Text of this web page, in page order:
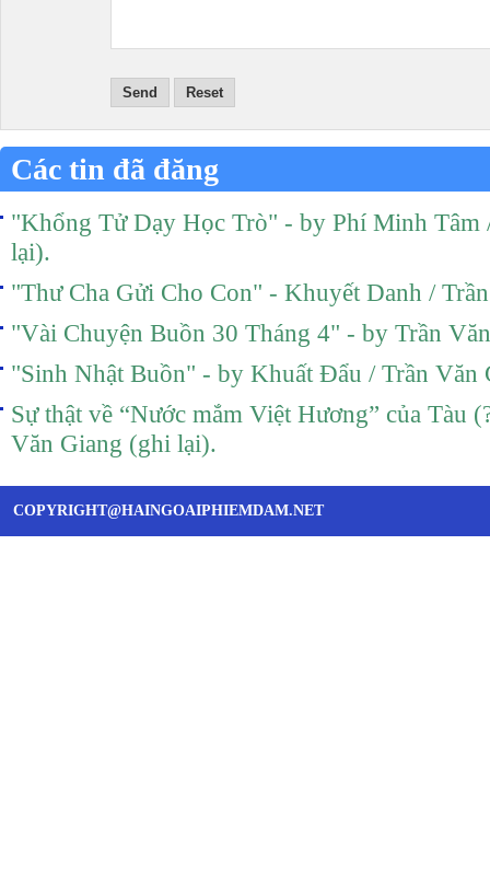
Send Reset
Các tin đã đăng
"Khổng Tử Dạy Học Trò" - by Phí Minh Tâm
lại).
"Thư Cha Gửi Cho Con" - Khuyết Danh /
"Vài Chuyện Buồn 30 Tháng 4" - by Trần
"Sinh Nhật Buồn" - by Khuất Đẩu / Trần Văn
Sự thật về “Nước mắm Việt Hương” của Tàu
Văn Giang (ghi lại).
COPYRIGHT@HAINGOAIPHIEMDAM.NET